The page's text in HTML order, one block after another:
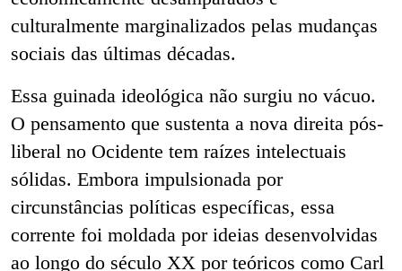
culturalmente marginalizados pelas mudanças
sociais das últimas décadas.
Essa guinada ideológica não surgiu no vácuo.
O pensamento que sustenta a nova direita pós-
liberal no Ocidente tem raízes intelectuais
sólidas. Embora impulsionada por
circunstâncias políticas específicas, essa
corrente foi moldada por ideias desenvolvidas
ao longo do século XX por teóricos como Carl